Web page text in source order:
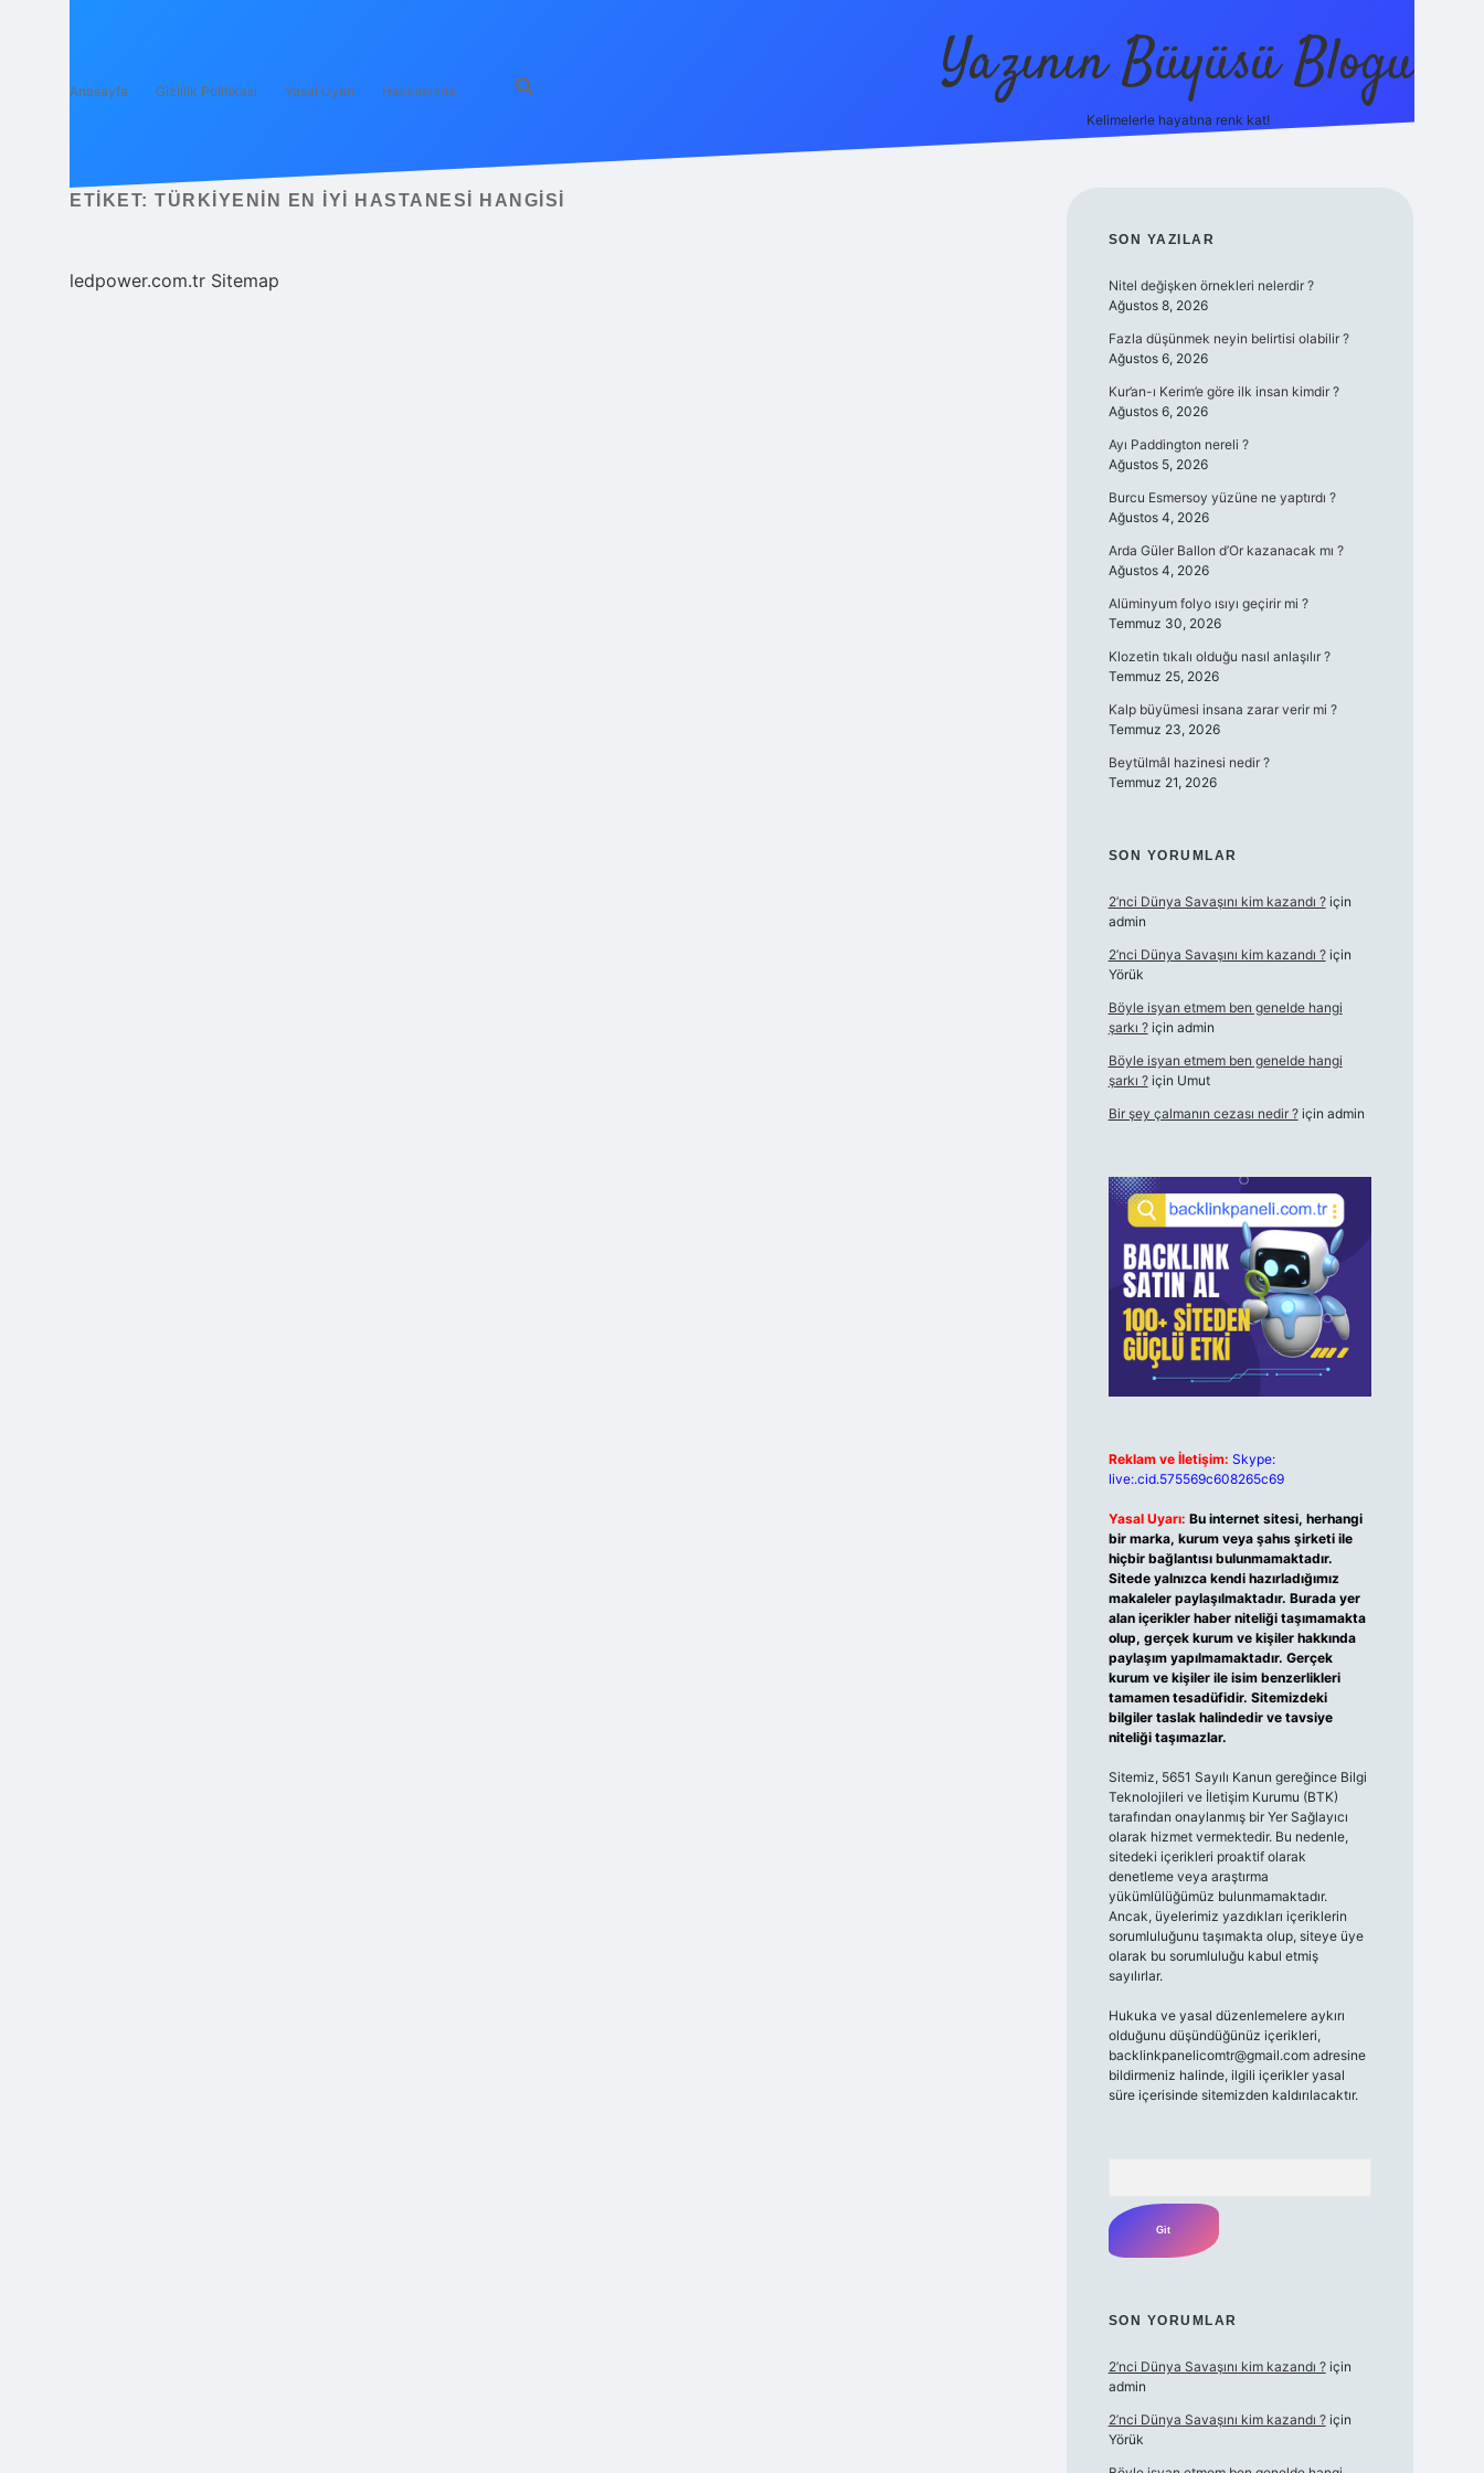
Anasayfa Gizlilik Politikası Yasal Uyarı Hakkımızda Yazının Büyüsü Blogu
Kelimelerle hayatına renk kat!
ETIKET: TÜRKIYENIN EN IYI HASTANESI HANGISI
ledpower.com.tr Sitemap
SIDEBAR
SON YAZILAR
Nitel değişken örnekleri nelerdir ?
Ağustos 8, 2026
Fazla düşünmek neyin belirtisi olabilir ?
Ağustos 6, 2026
Kur’an-ı Kerim’e göre ilk insan kimdir ?
Ağustos 6, 2026
Ayı Paddington nereli ?
Ağustos 5, 2026
Burcu Esmersoy yüzüne ne yaptırdı ?
Ağustos 4, 2026
Arda Güler Ballon d’Or kazanacak mı ?
Ağustos 4, 2026
Alüminyum folyo ısıyı geçirir mi ?
Temmuz 30, 2026
Klozetin tıkalı olduğu nasıl anlaşılır ?
Temmuz 25, 2026
Kalp büyümesi insana zarar verir mi ?
Temmuz 23, 2026
Beytülmâl hazinesi nedir ?
Temmuz 21, 2026
SON YORUMLAR
2’nci Dünya Savaşını kim kazandı ?için
admin
2’nci Dünya Savaşını kim kazandı ?için
Yörük
Böyle isyan etmem ben genelde hangi
şarkı ?için admin
Böyle isyan etmem ben genelde hangi
şarkı ?için Umut
Bir şey çalmanın cezası nedir ?için admin
Reklam ve İletişim: Skype:
live:.cid.575569c608265c69
Yasal Uyarı: Bu internet sitesi, herhangi
bir marka, kurum veya şahıs şirketi ile
hiçbir bağlantısı bulunmamaktadır.
Sitede yalnızca kendi hazırladığımız
makaleler paylaşılmaktadır. Burada yer
alan içerikler haber niteliği taşımamakta
olup, gerçek kurum ve kişiler hakkında
paylaşım yapılmamaktadır. Gerçek
kurum ve kişiler ile isim benzerlikleri
tamamen tesadüfidir. Sitemizdeki
bilgiler taslak halindedir ve tavsiye
niteliği taşımazlar.
Sitemiz, 5651 Sayılı Kanun gereğince Bilgi
Teknolojileri ve İletişim Kurumu (BTK)
tarafından onaylanmış bir Yer Sağlayıcı
olarak hizmet vermektedir. Bu nedenle,
sitedeki içerikleri proaktif olarak
denetleme veya araştırma
yükümlülüğümüz bulunmamaktadır.
Ancak, üyelerimiz yazdıkları içeriklerin
sorumluluğunu taşımakta olup, siteye üye
olarak bu sorumluluğu kabul etmiş
sayılırlar.
Hukuka ve yasal düzenlemelere aykırı
olduğunu düşündüğünüz içerikleri,
backlinkpanelicomtr@gmail.comadresine
bildirmeniz halinde, ilgili içerikler yasal
süre içerisinde sitemizden kaldırılacaktır.
SON YORUMLAR
2’nci Dünya Savaşını kim kazandı ?için
admin
2’nci Dünya Savaşını kim kazandı ?için
Yörük